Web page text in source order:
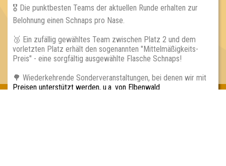
🎖 Die punktbesten Teams der aktuellen Runde erhalten zur
Belohnung einen Schnaps pro Nase.
🥉 Ein zufällig gewähltes Team zwischen Platz 2 und dem
vorletzten Platz erhält den sogenannten "Mittelmäßigkeits-
Preis" - eine sorgfältig ausgewählte Flasche Schnaps!
🌳 Wiederkehrende Sonderveranstaltungen, bei denen wir mit
Preisen unterstützt werden, u.a. von Elbenwald